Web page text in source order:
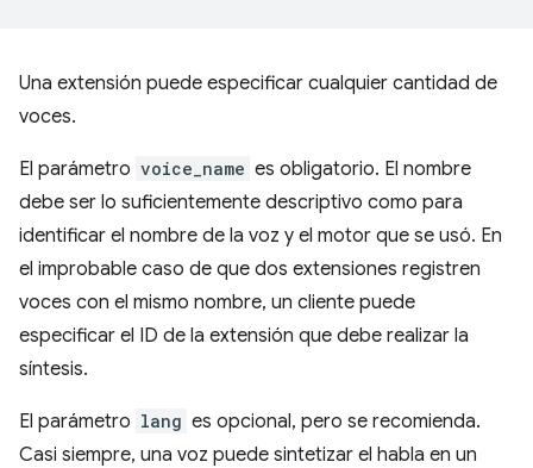
Una extensión puede especificar cualquier cantidad de
voces.
El parámetro voice_name es obligatorio. El nombre
debe ser lo suficientemente descriptivo como para
identificar el nombre de la voz y el motor que se usó. En
el improbable caso de que dos extensiones registren
voces con el mismo nombre, un cliente puede
especificar el ID de la extensión que debe realizar la
síntesis.
El parámetro lang es opcional, pero se recomienda.
Casi siempre, una voz puede sintetizar el habla en un